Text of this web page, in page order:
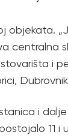
objekata.
centralna
stovarišta i
i
11 i